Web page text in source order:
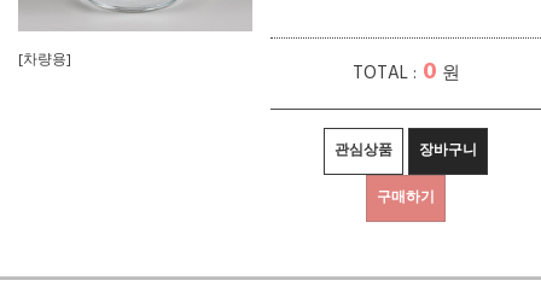
[차량용] TOTAL : 0 원
관심상품
장바구니
구매하기